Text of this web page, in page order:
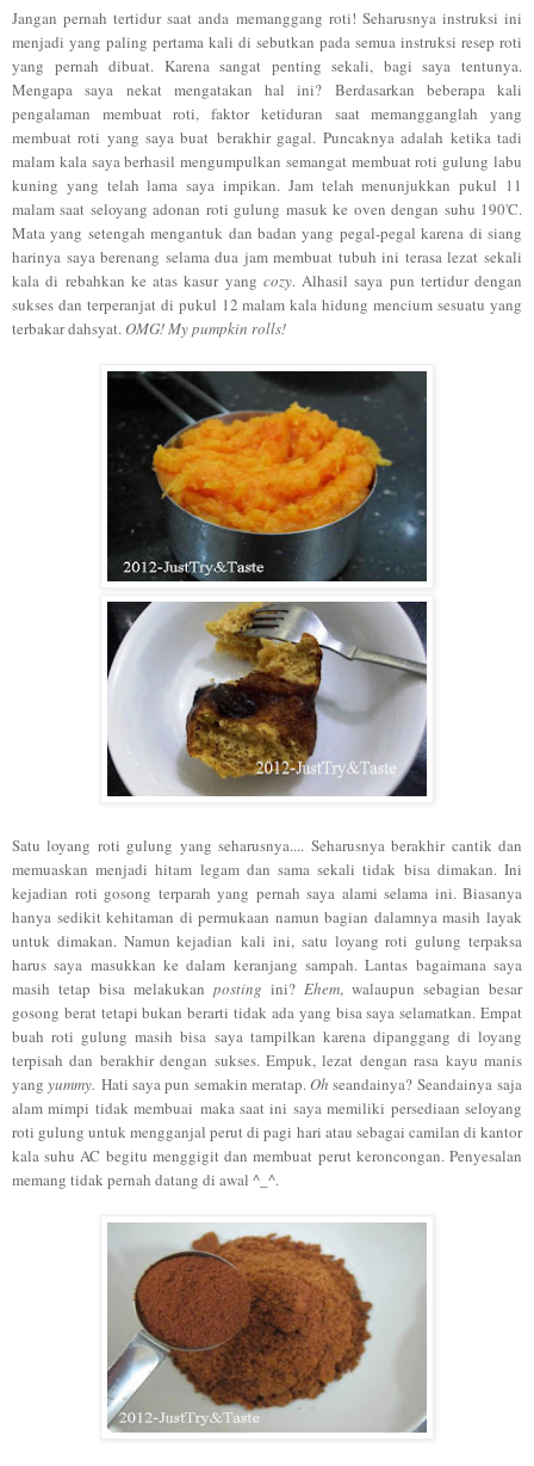
Jangan pernah tertidur saat anda memanggang roti! Seharusnya instruksi ini
menjadi yang paling pertama kali di sebutkan pada semua instruksi resep roti
yang pernah dibuat. Karena sangat penting sekali, bagi saya tentunya.
Mengapa saya nekat mengatakan hal ini? Berdasarkan beberapa kali
pengalaman membuat roti, faktor ketiduran saat memangganglah yang
membuat roti yang saya buat berakhir gagal. Puncaknya adalah ketika tadi
malam kala saya berhasil mengumpulkan semangat membuat roti gulung labu
kuning yang telah lama saya impikan. Jam telah menunjukkan pukul 11
malam saat seloyang adonan roti gulung masuk ke oven dengan suhu 190'C.
Mata yang setengah mengantuk dan badan yang pegal-pegal karena di siang
harinya saya berenang selama dua jam membuat tubuh ini terasa lezat sekali
kala di rebahkan ke atas kasur yang cozy. Alhasil saya pun tertidur dengan
sukses dan terperanjat di pukul 12 malam kala hidung mencium sesuatu yang
terbakar dahsyat. OMG! My pumpkin rolls!
Satu loyang roti gulung yang seharusnya.... Seharusnya berakhir cantik dan
memuaskan menjadi hitam legam dan sama sekali tidak bisa dimakan. Ini
kejadian roti gosong terparah yang pernah saya alami selama ini. Biasanya
hanya sedikit kehitaman di permukaan namun bagian dalamnya masih layak
untuk dimakan. Namun kejadian kali ini, satu loyang roti gulung terpaksa
harus saya masukkan ke dalam keranjang sampah. Lantas bagaimana saya
masih tetap bisa melakukan posting ini? Ehem, walaupun sebagian besar
gosong berat tetapi bukan berarti tidak ada yang bisa saya selamatkan. Empat
buah roti gulung masih bisa saya tampilkan karena dipanggang di loyang
terpisah dan berakhir dengan sukses. Empuk, lezat dengan rasa kayu manis
yang yummy. Hati saya pun semakin meratap.Ohseandainya? Seandainya saja
alam mimpi tidak membuai maka saat ini saya memiliki persediaan seloyang
roti gulung untuk mengganjal perut di pagi hari atau sebagai camilan di kantor
kala suhu AC begitu menggigit dan membuat perut keroncongan. Penyesalan
memang tidak pernah datang di awal ^_^.